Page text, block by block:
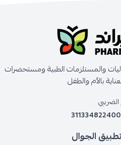
والمستلزمات الطبية ومستحضرات
بالأم والطفل
الضريبي
الجوال